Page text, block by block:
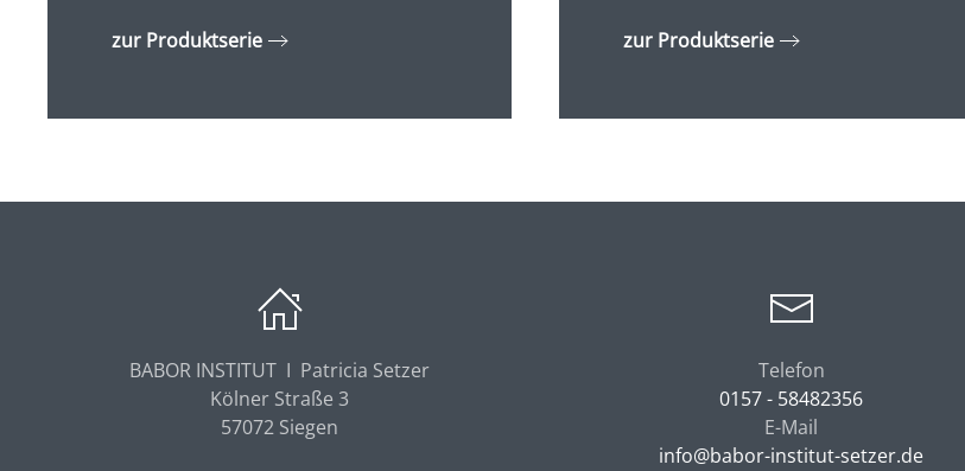
zur Produktserie zur Produktserie
BABOR INSTITUT I Patricia Setzer
Kölner Straße 3
57072 Siegen
Telefon
0157 - 58482356
E-Mail
info@babor-institut-setzer.de